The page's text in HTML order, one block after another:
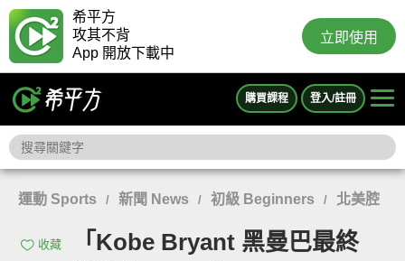
希平方
攻其不背
App 開放下載中
立即使用
購買課程 登入/註冊
運動 Sports / 新聞 News / 初級 Beginners / 北美腔
收藏
「Kobe Bryant 黑曼巴最終